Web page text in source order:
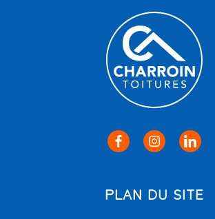
PLAN DU SITE